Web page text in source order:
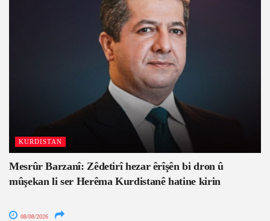
KURDISTAN
Mesrûr Barzanî: Zêdetirî hezar êrîşên bi dron û
mûşekan li ser Herêma Kurdistanê hatine kirin
08/08/2026